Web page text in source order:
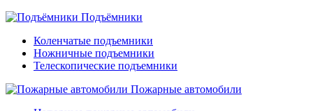
Подъёмники
Коленчатые подъемники
Ножничные подъемники
Телескопические подъемники
Пожарные автомобили